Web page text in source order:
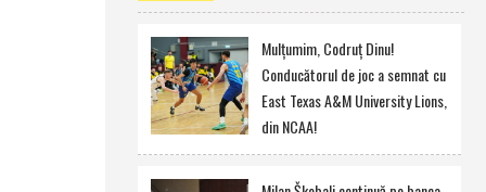
Mulţumim, Codruţ Dinu!
Conducătorul de joc a semnat cu
East Texas A&M University Lions,
din NCAA!